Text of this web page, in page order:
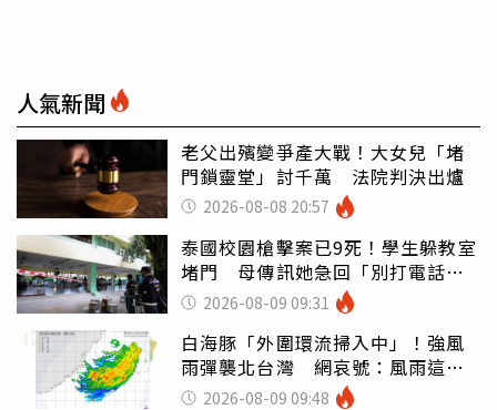
人氣新聞
老父出殯變爭產大戰！大女兒「堵
門鎖靈堂」討千萬 法院判決出爐
2026-08-08 20:57
泰國校園槍擊案已9死！學生躲教室
堵門 母傳訊她急回「別打電話怕
鈴響」
2026-08-09 09:31
白海豚「外圍環流掃入中」！強風
雨彈襲北台灣 網哀號：風雨這麼
大還不放假
2026-08-09 09:48